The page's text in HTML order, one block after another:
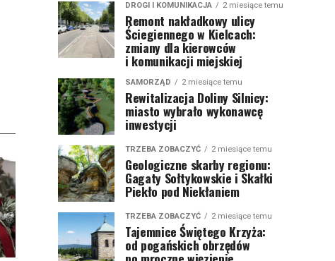
DROGI I KOMUNIKACJA 2 miesiące temu
Remont nakładkowy ulicy
Ściegiennego w Kielcach:
zmiany dla kierowców
i komunikacji miejskiej
SAMORZĄD 2 miesiące temu
Rewitalizacja Doliny Silnicy:
miasto wybrało wykonawcę
inwestycji
TRZEBA ZOBACZYĆ 2 miesiące temu
Geologiczne skarby regionu:
Gagaty Sołtykowskie i Skałki
Piekło pod Niekłaniem
TRZEBA ZOBACZYĆ 2 miesiące temu
Tajemnice Świętego Krzyża:
od pogańskich obrzędów